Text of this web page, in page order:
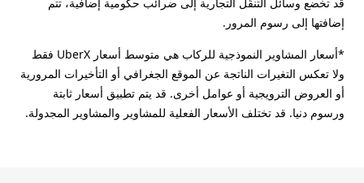
إضافتها إلى رسوم المرور.
*أسعار المشاوير النموذجية للركاب هي متوسط أسعار UberX فقط
ولا تعكس التغيرات الناتجة عن الموقع الجغرافي أو التأخيرات المرورية
أو العروض الترويجية أو عوامل أخرى. قد يتم تطبيق أسعار ثابتة
ورسوم دنيا. قد تختلف الأسعار الفعلية للمشاوير والمشاوير المجدولة.